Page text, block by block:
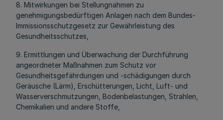
8. Mitwirkungen bei Stellungnahmen zu
genehmigungsbedürftigen Anlagen nach dem Bundes-
Immissionsschutzgesetz zur Gewährleistung des
Gesundheitsschutzes,
9. Ermittlungen und Überwachung der Durchführung
angeordneter Maßnahmen zum Schutz vor
Gesundheitsgefährdungen und -schädigungen durch
Geräusche (Lärm), Erschütterungen, Licht, Luft- und
Wasserverschmutzungen, Bodenbelastungen, Strahlen,
Chemikalien und andere Stoffe,